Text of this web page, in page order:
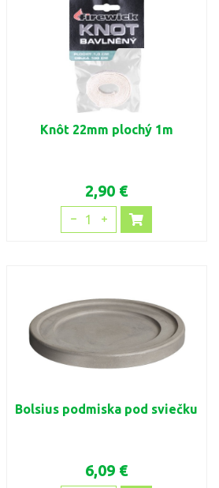
Knôt 22mm plochý 1m
2,90 €
1
Bolsius podmiska pod sviečku
6,09 €